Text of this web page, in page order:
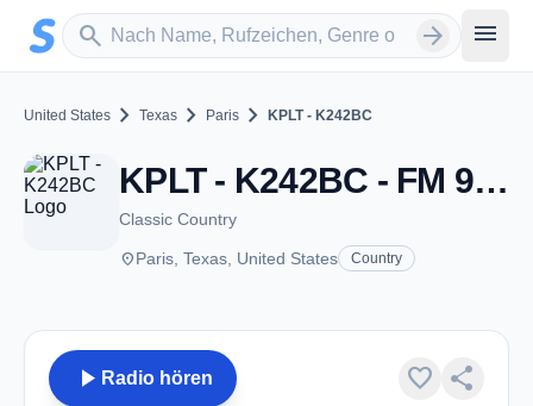
Zum Hauptinhalt springen
search
Sender suchen arrow_forward menu
United States chevron_right Texas chevron_right Paris chevron_right KPLT - K242BC
KPLT - K242BC - FM 96.3 - Paris, TX
Classic Country
placeParis, Texas, United States Country
play_arrow Radio hören favorite share